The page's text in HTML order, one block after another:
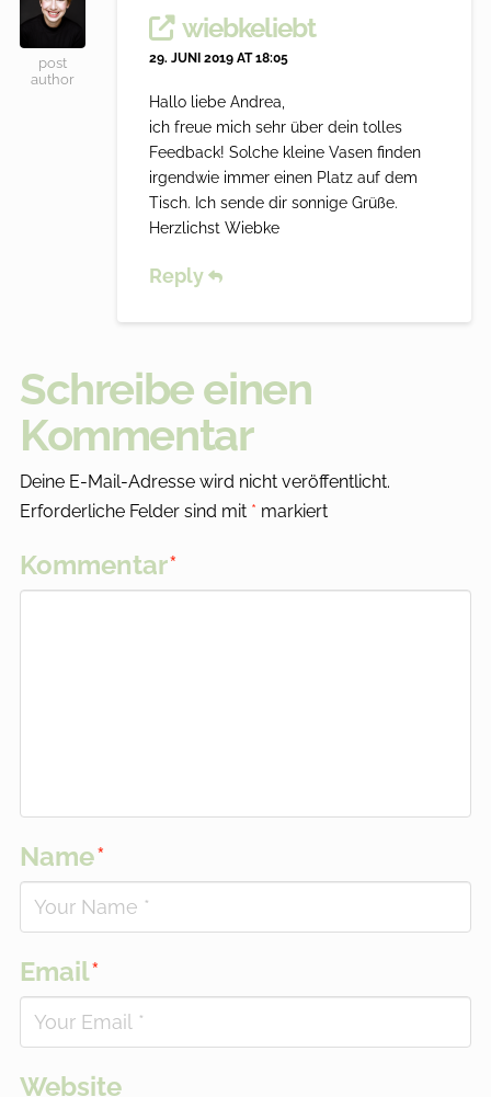
post
author
wiebkeliebt
29. JUNI 2019 AT 18:05
Hallo liebe Andrea,
ich freue mich sehr über dein tolles
Feedback! Solche kleine Vasen finden
irgendwie immer einen Platz auf dem
Tisch. Ich sende dir sonnige Grüße.
Herzlichst Wiebke
Reply
Schreibe einen
Kommentar
Deine E-Mail-Adresse wird nicht veröffentlicht.
Erforderliche Felder sind mit * markiert
Kommentar*
Name*
Email*
Website